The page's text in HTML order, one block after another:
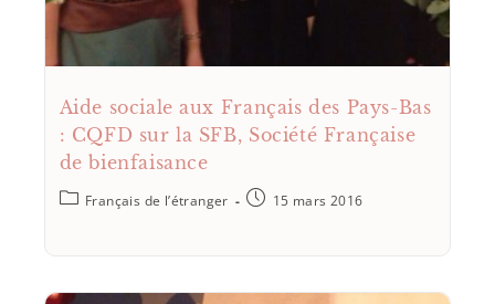
Aide sociale aux Français des Pays-Bas
: CQFD sur la SFB, Société Française
de bienfaisance
Français de l’étranger 15 mars 2016